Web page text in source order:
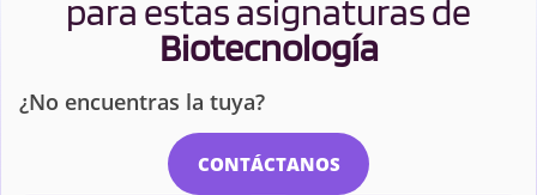
para estas asignaturas de
Biotecnología
¿No encuentras la tuya?
CONTÁCTANOS